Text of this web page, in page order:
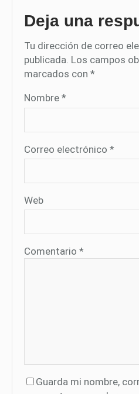
Deja una
Tu dirección de correo
publicada. Los campos
marcados con *
Nombre *
Correo electrónico *
Web
Comentario *
Guarda mi nombre,